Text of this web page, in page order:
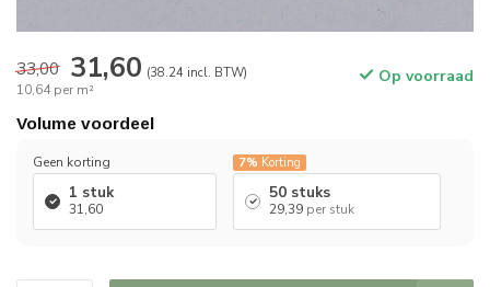
33,00 31,60 (38.24 incl. BTW)
10,64 per m²
Op voorraad
Volume voordeel
Geen korting
1 stuk
31,60
7% Korting
50 stuks
29,39 per stuk